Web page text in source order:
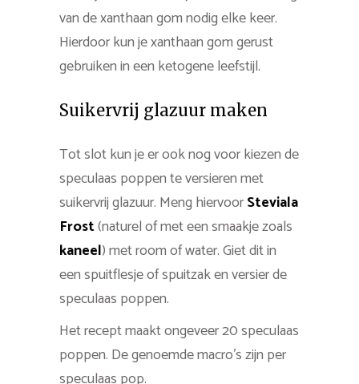
van de xanthaan gom nodig elke keer.
Hierdoor kun je xanthaan gom gerust
gebruiken in een ketogene leefstijl.
Suikervrij glazuur maken
Tot slot kun je er ook nog voor kiezen de
speculaas poppen te versieren met
suikervrij glazuur. Meng hiervoorSteviala
Frost(naturel of met een smaakje zoals
kaneel) met room of water. Giet dit in
een spuitflesje of spuitzak en versier de
speculaas poppen.
Het recept maakt ongeveer 20 speculaas
poppen. De genoemde macro’s zijn per
speculaas pop.